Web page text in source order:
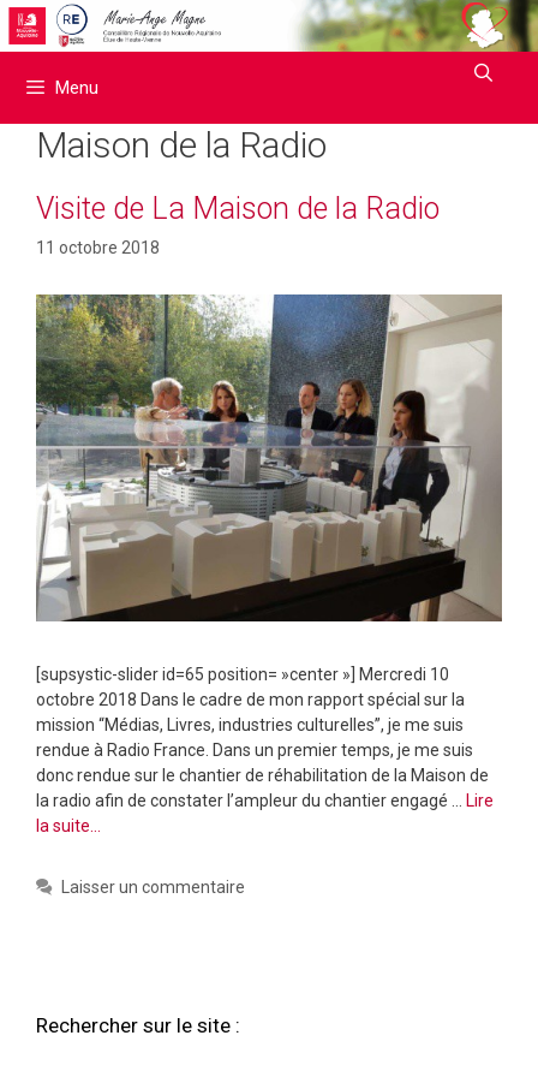
Aller
au
Menu
Maison de la Radio
Visite de La Maison de la Radio
11 octobre 2018
[supsystic-slider id=65 position= »center »] Mercredi 10
octobre 2018 Dans le cadre de mon rapport spécial sur la
mission “Médias, Livres, industries culturelles”, je me suis
rendue à Radio France. Dans un premier temps, je me suis
donc rendue sur le chantier de réhabilitation de la Maison de
la radio afin de constater l’ampleur du chantier engagé …
Lire
la suite…
Laisser un commentaire
Rechercher sur le site :